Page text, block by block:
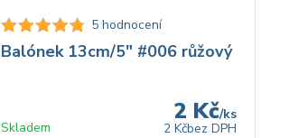
5 hodnocení
Balónek 13cm/5" #006 růžový
2 Kč/ks
2 Kčbez DPH
Skladem